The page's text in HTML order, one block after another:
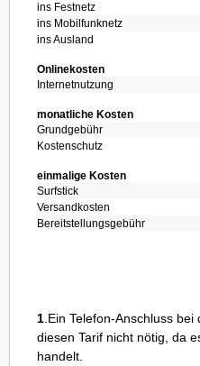
ins Festnetz
ins Mobilfunknetz
ins Ausland
Onlinekosten
Internetnutzung
monatliche Kosten
Grundgebühr
Kostenschutz
einmalige Kosten
Surfstick
Versandkosten
Bereitstellungsgebühr
1.Ein Telefon-Anschluss
diesen Tarif nicht nötig, da
handelt.